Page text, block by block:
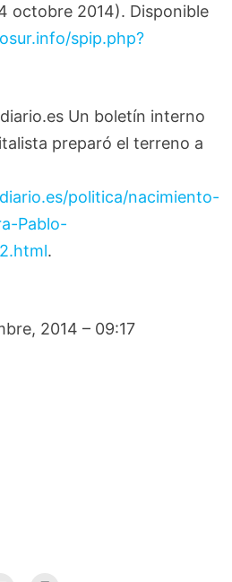
octobre 2014). Disponible
spip.php?
Un boletín interno
preparó el terreno a
politica/nacimiento-
Pablo-
.
2014 – 09:17